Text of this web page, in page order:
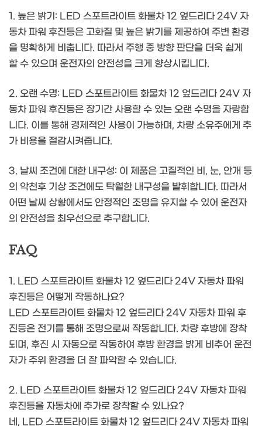
1. 높은 밝기: LED 스포트라이트 화물차 12 엎드리다 24V 자
동차 파워 후진등은 고화질 및 높은 밝기를 제공하여 주변 환경
을 명확하게 비춥니다. 따라서 주행 중 방향 판단을 더욱 쉽게
할 수 있으며 운전자의 안전성을 크게 향상시킵니다.
2. 오랜 수명: LED 스포트라이트 화물차 12 엎드리다 24V 자
동차 파워 후진등은 장기간 사용할 수 있는 오랜 수명을 자랑합
니다. 이를 통해 경제적인 사용이 가능하며, 차량 소유주에게 추
가 비용을 절감시켜줍니다.
3. 날씨 조건에 대한 내구성: 이 제품은 고질적인 비, 눈, 안개 등
의 악천후 기상 조건에도 탁월한 내구성을 발휘합니다. 따라서
어떤 날씨 상황에서도 안정적인 조명을 유지할 수 있어 운전자
의 안전성을 최우선으로 추구합니다.
FAQ
1. LED 스포트라이트 화물차 12 엎드리다 24V 자동차 파워
후진등은 어떻게 작동하나요?
LED 스포트라이트 화물차 12 엎드리다 24V 자동차 파워 후
진등은 전기를 통해 조명으로써 작동합니다. 차량 후방에 장착
되며, 후진 시 자동으로 작동하여 후방 환경을 밝게 비추어 운전
자가 주위 환경을 더 잘 파악할 수 있습니다.
2. LED 스포트라이트 화물차 12 엎드리다 24V 자동차 파워
후진등을 자동차에 추가로 장착할 수 있나요?
네, LED 스포트라이트 화물차 12 엎드리다 24V 자동차 파워